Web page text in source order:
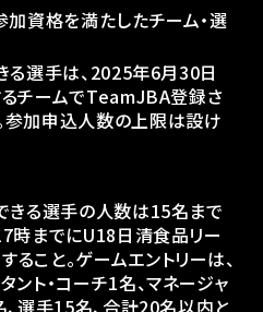
資格を満たしたチーム・選
る選手は、2025年6月30⽇
るチームでTeamJBA登録さ
参加申込人数の上限は設け
きる選手の人数は15名まで
時までにU18日清食品リー
こと。ゲームエントリーは、
ント・コーチ1名、マネージャ
、選手15名、合計20名以内と